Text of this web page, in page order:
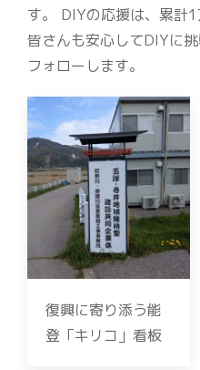
す。 DIYの応援は、累計
皆さんも安心してDIYに
フォローします。
復興に寄り添う能
登「キリコ」看板